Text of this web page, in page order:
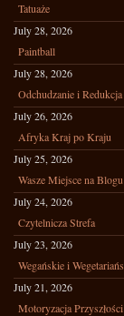
Tatuaże
July 28, 2026
Paintball
July 28, 2026
Odchudzanie i Redukcja
July 26, 2026
Afryka Kraj po Kraju
July 25, 2026
Wasze Miejsce na Blogu
July 24, 2026
Czytelnicza Strefa
July 23, 2026
Wegańskie i
July 21, 2026
Motoryzacja Przyszłości